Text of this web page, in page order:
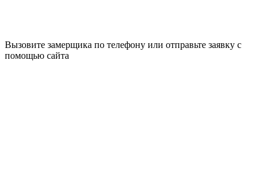
Вызовите замерщика по телефону или отправьте заявку с
помощью сайта